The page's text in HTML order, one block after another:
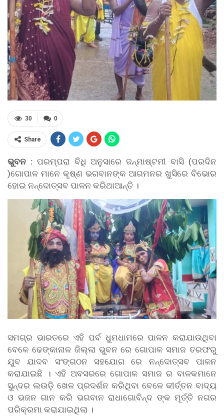
0
30
Share
ଭୁବନ :ପରମ୍ପରା ବିଧି ଅନୁସାରେ ଜନ୍ମାଷ୍ଟମୀ ବାସି (ପରଦିନ
)ଗୋପାଳ ମାନେ କୃଷ୍ଣ ଭଗବାନଙ୍କ ଆଗମନର ଖୁସିରେ ବିଭୋର
ହୋଇ ନନ୍ଦୋତ୍ସବ ପାଳନ କରିଥାଆନ୍ତି ।
ସମଗ୍ର ଭାରତରେ ଏହି ପର୍ବ ଧୁମଧାମରେ ପାଳନ କରାଯାଉଥିବା
ବେଳେ ଢେଙ୍କାନାଳ ଜିଲ୍ଲା ଭୁବନ ରେ ଗୋପାଳ ସମାଜ ତରଫରୁ
ଯୁବ ଯାଦବ ସଂଙ୍ଗଠନ ସହଯୋଗ ରେ ନନ୍ଦୋତ୍ସବ ପାଳନ
କରାଯାଇଛି । ଏହି ଅବସରରେ ଗୋପାଳ ସମାଜ ର ବାଳକମାନେ
ସୁନ୍ଦର ଲଉଡ଼ି ଖେଳ ପ୍ରଦର୍ଶନ କରିଥିବା ବେଳେ କୀର୍ତ୍ତନ ବାଦ୍ୟ
ଓ ଭଜନ ଗାନ କରି ଭଗବାନ ରାଧାଗୋବିନ୍ଦ ଙ୍କ ମୂର୍ତ୍ତି ନଗର
ପରିକ୍ରମା କରାଯାଇଥିଲା ।